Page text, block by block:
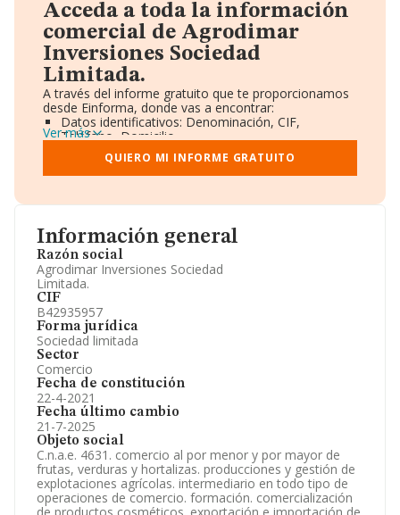
Información general
Razón social
Agrodimar Inversiones Sociedad
Limitada.
CIF
B42935957
Forma jurídica
Sociedad limitada
Sector
Comercio
Fecha de constitución
22-4-2021
Fecha último cambio
21-7-2025
Objeto social
C.n.a.e. 4631. comercio al por menor y por mayor de
frutas, verduras y hortalizas. producciones y gestión de
explotaciones agrícolas. intermediario en todo tipo de
operaciones de comercio. formación. comercialización
Acceda a toda la información
comercial de Agrodimar
Inversiones Sociedad
Limitada.
A través del informe gratuito que te proporcionamos
desde Einforma, donde vas a encontrar:
Datos identificativos: Denominación, CIF,
Teléfono, Domicilio.
Informe Mercantil Completo (BORME).
Gráficos de Evolución Ventas y Empleados.
Consejo de Administración y Administradores.
Accionistas.
Artículos de prensa publicados sobre la empresa.
Información oficial y registral complementaria.
Ver más
QUIERO MI INFORME GRATUITO